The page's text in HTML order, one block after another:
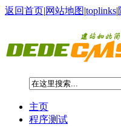
返回首页|网站地图|toplinks|
主页
程序测试